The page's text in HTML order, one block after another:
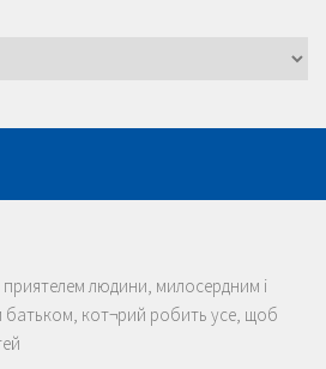
людини, милосердним і
батьком, кот¬рий робить усе, щоб